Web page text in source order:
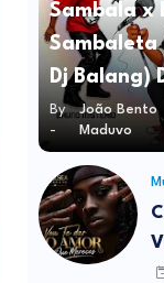
Sambala x
Sambaleta
Dj Balang)
By
-
João Bento
Maduvo